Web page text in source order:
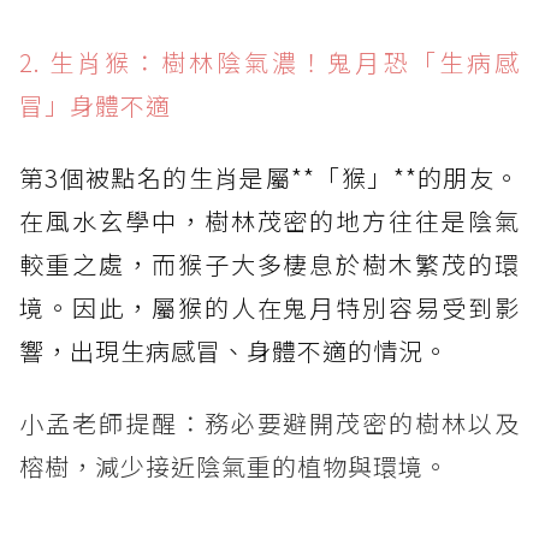
2. 生肖猴：樹林陰氣濃！鬼月恐「生病感
冒」身體不適
第3個被點名的生肖是屬**「猴」**的朋友。
在風水玄學中，樹林茂密的地方往往是陰氣
較重之處，而猴子大多棲息於樹木繁茂的環
境。因此，屬猴的人在鬼月特別容易受到影
響，出現生病感冒、身體不適的情況。
小孟老師提醒：務必要避開茂密的樹林以及
榕樹，減少接近陰氣重的植物與環境。